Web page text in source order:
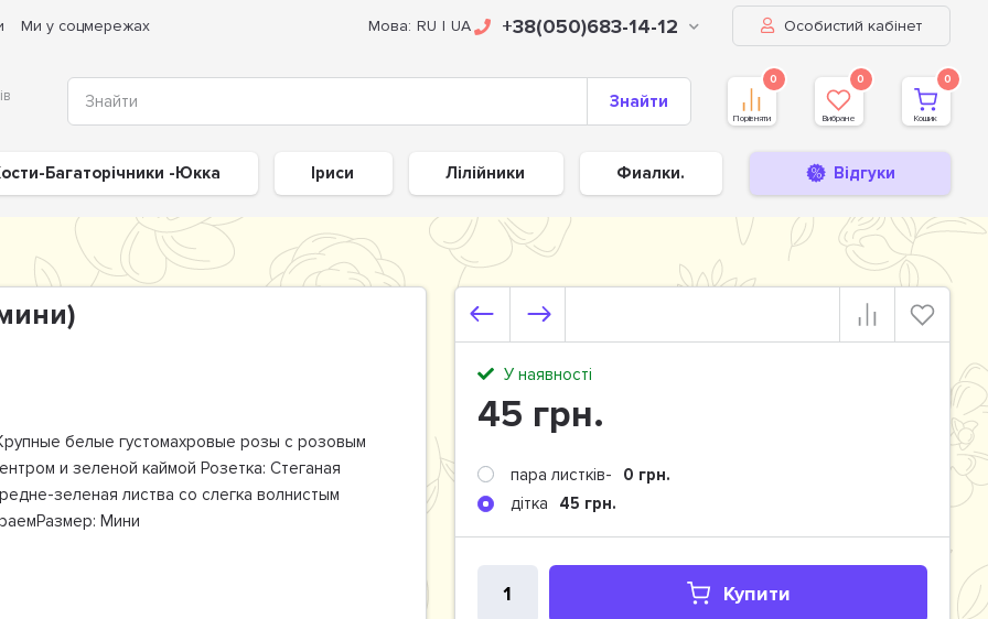
Ми у соцмережах Мова: RU | UA +38(050)683-14-12 Особистий кабінет
Знайти
0
Порівняти
0
Вибране
0
Кошик
Багаторічники -Юкка Іриси Лілійники Фиалки. Відгуки
белые густомахровые розы с розовым
и зеленой каймой Розетка: Стеганая
зеленая листва со слегка волнистым
Мини
У наявності
45 грн.
пара листків-
0 грн.
дітка
45 грн.
Купити